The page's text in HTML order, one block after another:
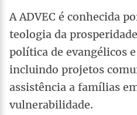
A ADVEC é conhecida
teologia da
política de evangélicos
incluindo projetos
assistência a famílias
vulnerabilidade.